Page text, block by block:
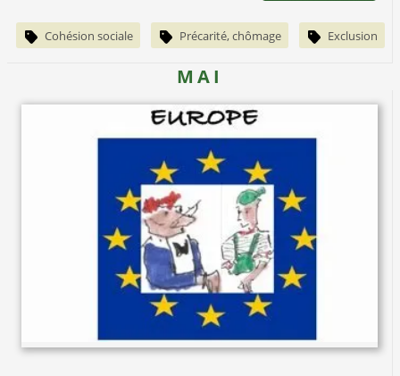
Cohésion sociale Précarité, chômage Exclusion
MAI